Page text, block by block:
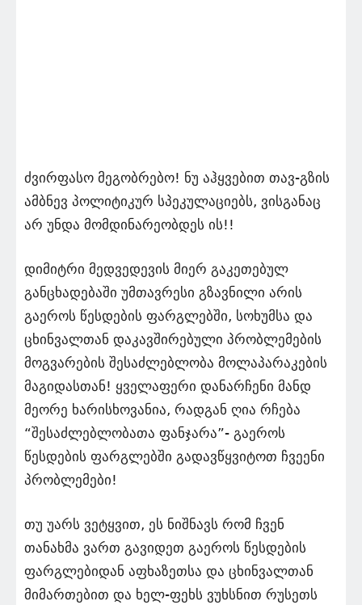
ძვირფასო მეგობრებო! ნუ აჰყვებით თავ-გზის
ამბნევ პოლიტიკურ სპეკულაციებს, ვისგანაც
არ უნდა მომდინარეობდეს ის!!
დიმიტრი მედვედევის მიერ გაკეთებულ
განცხადებაში უმთავრესი გზავნილი არის
გაეროს წესდების ფარგლებში, სოხუმსა და
ცხინვალთან დაკავშირებული პრობლემების
მოგვარების შესაძლებლობა მოლაპარაკების
მაგიდასთან! ყველაფერი დანარჩენი მანდ
მეორე ხარისხოვანია, რადგან ღია რჩება
“შესაძლებლობათა ფანჯარა”- გაეროს
წესდების ფარგლებში გადავწყვიტოთ ჩვეენი
პრობლემები!
თუ უარს ვეტყვით, ეს ნიშნავს რომ ჩვენ
თანახმა ვართ გავიდეთ გაეროს წესდების
ფარგლებიდან აფხაზეთსა და ცხინვალთან
მიმართებით და ხელ-ფეხს ვუხსნით რუსეთს